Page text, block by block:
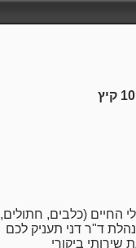
החיים (כלבים, חתולים,
ד"ר דני תעניק לכם
ביקורי